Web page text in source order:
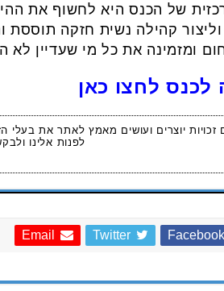
של הכנס היא לחשוף את
וליצור קהילה נשית חזקה
ומזמינה את כל מי שעדיין
לחצו כאן
זכויות יוצרים ועושים מאמץ לאתר את בעלי
לפנות אלינו
Facebook
Twitter
Email